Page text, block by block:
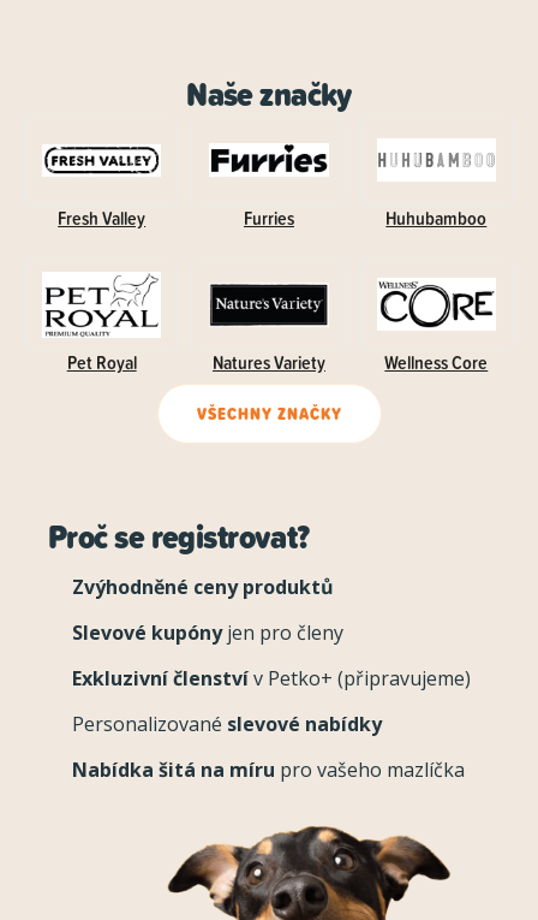
Naše značky
Fresh Valley Furries Huhubamboo
Pet Royal Natures Variety Wellness Core
VŠECHNY ZNAČKY
Proč se registrovat?
Zvýhodněné ceny produktů
Slevové kupónyjen pro členy
Exkluzivní členstvív Petko+ (připravujeme)
Personalizované slevové nabídky
Nabídka šitá na míru pro vašeho mazlíčka